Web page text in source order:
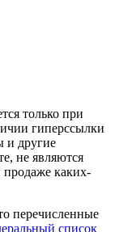
только при
гиперссылки
и другие
не являются
каких-
перечисленные
список